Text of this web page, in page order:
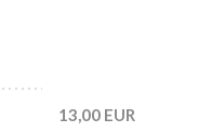
13,00 EUR